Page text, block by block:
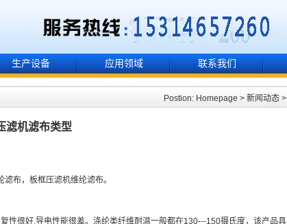
生产设备 应用领域 联系我们
Postion: Homepage >新闻动态 >
滤机滤布类型
布，板框压滤机维纶滤布。
性很好,导电性能很差。涤纶类纤维耐温一般都在130---150摄氏度，该产品具